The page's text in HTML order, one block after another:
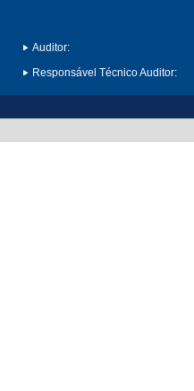
Auditor:
Responsável Técnico Auditor: